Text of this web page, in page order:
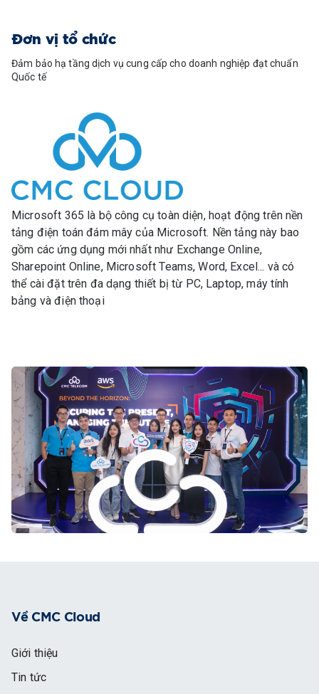
Đơn vị tổ chức
Đảm bảo hạ tầng dịch vụ cung cấp cho doanh nghiệp đạt chuẩn
Quốc tế
Microsoft 365 là bộ công cụ toàn diện, hoạt động trên nền
tảng điện toán đám mây của Microsoft. Nền tảng này bao
gồm các ứng dụng mới nhất như Exchange Online,
Sharepoint Online, Microsoft Teams, Word, Excel... và có
thể cài đặt trên đa dạng thiết bị từ PC, Laptop, máy tính
bảng và điện thoại
Về CMC Cloud
Giới thiệu
Tin tức